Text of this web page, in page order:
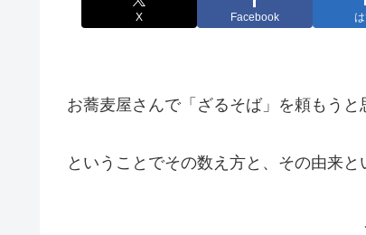
X Facebook
お蕎麦屋さんで「ざるそば」を頼もう
ということでその数え方と、その由来